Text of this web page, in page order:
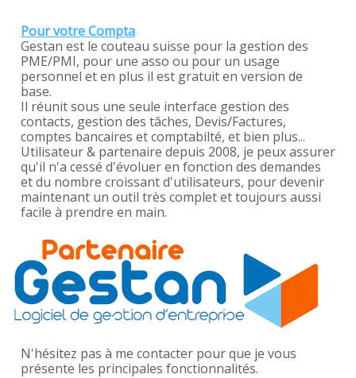
Pour votre Compta
Gestan est le couteau suisse pour la gestion des
PME/PMI, pour une asso ou pour un usage
personnel et en plus il est gratuit en version de
base.
Il réunit sous une seule interface gestion des
contacts, gestion des tâches, Devis/Factures,
comptes bancaires et comptabilté, et bien plus...
Utilisateur & partenaire depuis 2008, je peux assurer
qu'il n'a cessé d'évoluer en fonction des demandes
et du nombre croissant d'utilisateurs, pour devenir
maintenant un outil très complet et toujours aussi
facile à prendre en main.
N'hésitez pas à me contacter pour que je vous
présente les principales fonctionnalités.